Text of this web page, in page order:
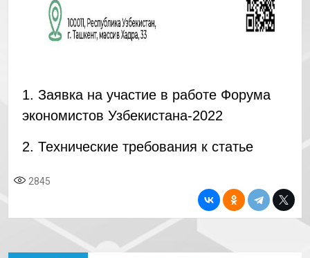
1. Заявка на участие в работе Форума
экономистов Узбекистана-2022
2. Технические требования к статье
2845